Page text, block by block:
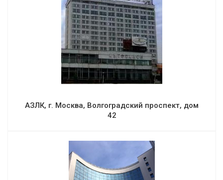
АЗЛК, г. Москва, Волгоградский проспект, дом
42